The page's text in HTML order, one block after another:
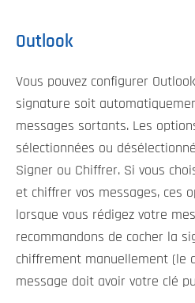
Outlook
Vous pouvez configurer
signature soit
messages sortants. Les
sélectionnées ou
Signer ou Chiffrer. Si vous
et chiffrer vos messages, ces
lorsque vous rédigez votre
recommandons de cocher la
chiffrement manuellement (le
message doit avoir votre clé